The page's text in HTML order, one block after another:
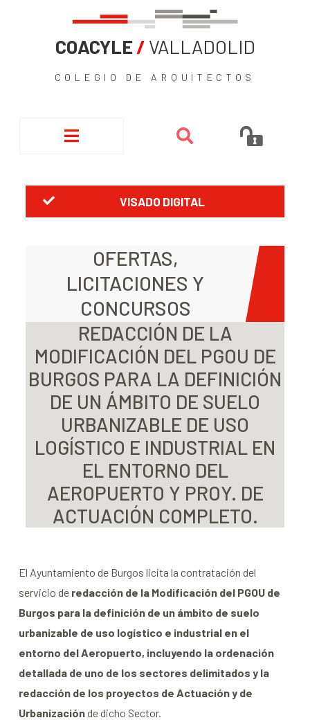
COACYLE / VALLADOLID
COLEGIO DE ARQUITECTOS
VISADO DIGITAL
OFERTAS,
LICITACIONES Y
CONCURSOS
REDACCIÓN DE LA
MODIFICACIÓN DEL PGOU DE
BURGOS PARA LA DEFINICIÓN
DE UN ÁMBITO DE SUELO
URBANIZABLE DE USO
LOGÍSTICO E INDUSTRIAL EN
EL ENTORNO DEL
AEROPUERTO Y PROY. DE
ACTUACIÓN COMPLETO.
El Ayuntamiento de Burgos licita la contratación del
servicio de redacción de la Modificación del PGOU de
Burgos para la definición de un ámbito de suelo
urbanizable de uso logístico e industrial en el
entorno del Aeropuerto, incluyendo la ordenación
detallada de uno de los sectores delimitados y la
redacción de los proyectos de Actuación y de
Urbanizaciónde dicho Sector.